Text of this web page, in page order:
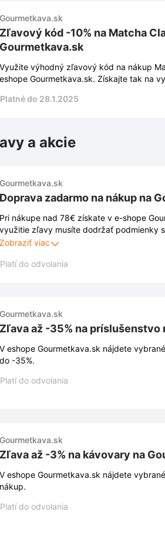
Gourmetkava.sk
Zľavový kód -10% na Matcha
Gourmetkava.sk
Využite výhodný zľavový kód na nákup
eshope Gourmetkava.sk. Získajte tak na
Platné do 28.1.2025
a akcie
Gourmetkava.sk
Doprava zadarmo na nákup na
Pri nákupe nad 78€ získate v e-shope
využitie zľavy musíte dodržať podmienky
nájdete na webe a obchod ich môže meniť.
Zobraziť viac
Platí do odvolania
Gourmetkava.sk
Zľava až -35% na príslušenstvo
V eshope Gourmetkava.sk nájdete
do -35%.
Platí do odvolania
Gourmetkava.sk
Zľava až -3% na kávovary na
V eshope Gourmetkava.sk nájdete
nákup.
Platí do odvolania